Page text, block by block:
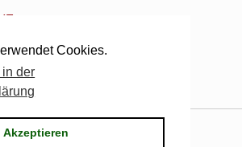
Cookies.
in der
Akzeptieren
& the dirk